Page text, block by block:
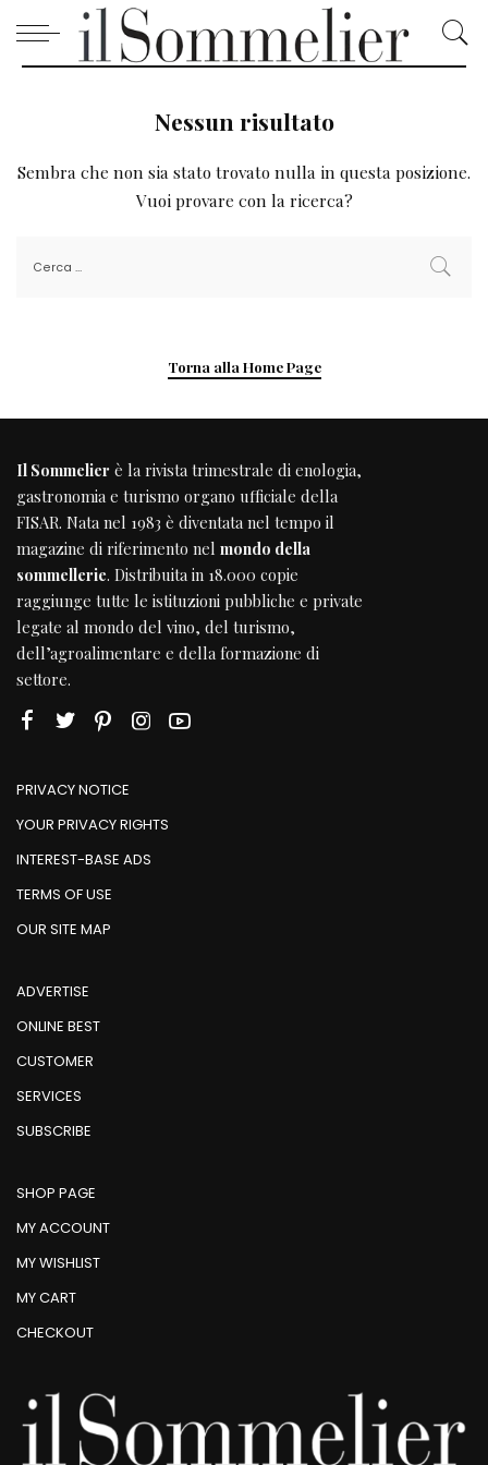
Nessun risultato
Sembra che non sia stato trovato nulla in questa posizione.
Vuoi provare con la ricerca?
Torna alla Home Page
Il Sommelier è la rivista trimestrale di enologia,
gastronomia e turismo organo ufficiale della
FISAR. Nata nel 1983 è diventata nel tempo il
magazine di riferimento nel mondo della
sommellerie. Distribuita in 18.000 copie
raggiunge tutte le istituzioni pubbliche e private
legate al mondo del vino, del turismo,
dell’agroalimentare e della formazione di
settore.
PRIVACY NOTICE
YOUR PRIVACY RIGHTS
INTEREST-BASE ADS
TERMS OF USE
OUR SITE MAP
ADVERTISE
ONLINE BEST
CUSTOMER
SERVICES
SUBSCRIBE
SHOP PAGE
MY ACCOUNT
MY WISHLIST
MY CART
CHECKOUT